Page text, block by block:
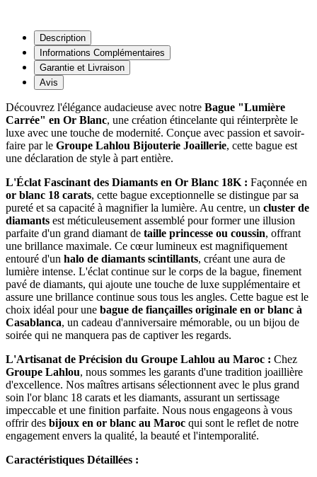
Description
Informations Complémentaires
Garantie et Livraison
Avis
Découvrez l'élégance audacieuse avec notre Bague "Lumière
Carrée" en Or Blanc, une création étincelante qui réinterprète le
luxe avec une touche de modernité. Conçue avec passion et savoir-
faire par le Groupe Lahlou Bijouterie Joaillerie, cette bague est
une déclaration de style à part entière.
L'Éclat Fascinant des Diamants en Or Blanc 18K : Façonnée en
or blanc 18 carats, cette bague exceptionnelle se distingue par sa
pureté et sa capacité à magnifier la lumière. Au centre, un cluster de
diamants est méticuleusement assemblé pour former une illusion
parfaite d'un grand diamant de taille princesse ou coussin, offrant
une brillance maximale. Ce cœur lumineux est magnifiquement
entouré d'un halo de diamants scintillants, créant une aura de
lumière intense. L'éclat continue sur le corps de la bague, finement
pavé de diamants, qui ajoute une touche de luxe supplémentaire et
assure une brillance continue sous tous les angles. Cette bague est le
choix idéal pour une bague de fiançailles originale en or blanc à
Casablanca, un cadeau d'anniversaire mémorable, ou un bijou de
soirée qui ne manquera pas de captiver les regards.
L'Artisanat de Précision du Groupe Lahlou au Maroc : Chez
Groupe Lahlou, nous sommes les garants d'une tradition joaillière
d'excellence. Nos maîtres artisans sélectionnent avec le plus grand
soin l'or blanc 18 carats et les diamants, assurant un sertissage
impeccable et une finition parfaite. Nous nous engageons à vous
offrir des bijoux en or blanc au Maroc qui sont le reflet de notre
engagement envers la qualité, la beauté et l'intemporalité.
Caractéristiques Détaillées :